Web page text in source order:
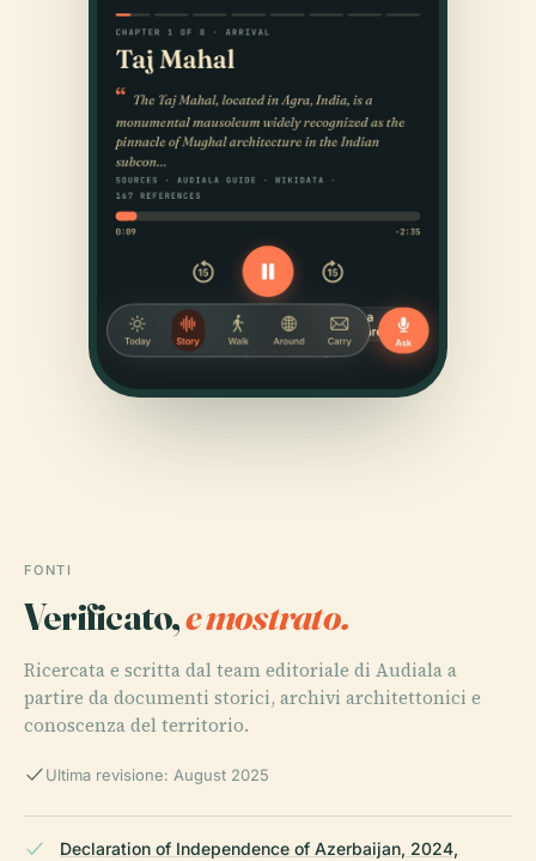
FONTI
Verificato,e mostrato.
Ricercata e scritta dal team editoriale di Audiala a
partire da documenti storici, archivi architettonici e
conoscenza del territorio.
Ultima revisione: August 2025
Declaration of Independence of Azerbaijan, 2024,